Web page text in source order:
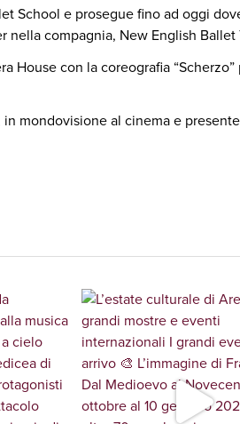
School e prosegue fino ad oggi
compagnia, New English Ballet
House con la coreografia
mondovisione al cinema e